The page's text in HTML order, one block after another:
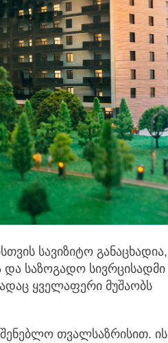
სავიზიტო განაცხადია,
საზოგადო სივრცისადმი
ყველაფერი მუშაობს
თვალსაზრისით. ის